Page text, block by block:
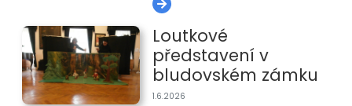
Loutkové
představení v
bludovském zámku
1.6.2026